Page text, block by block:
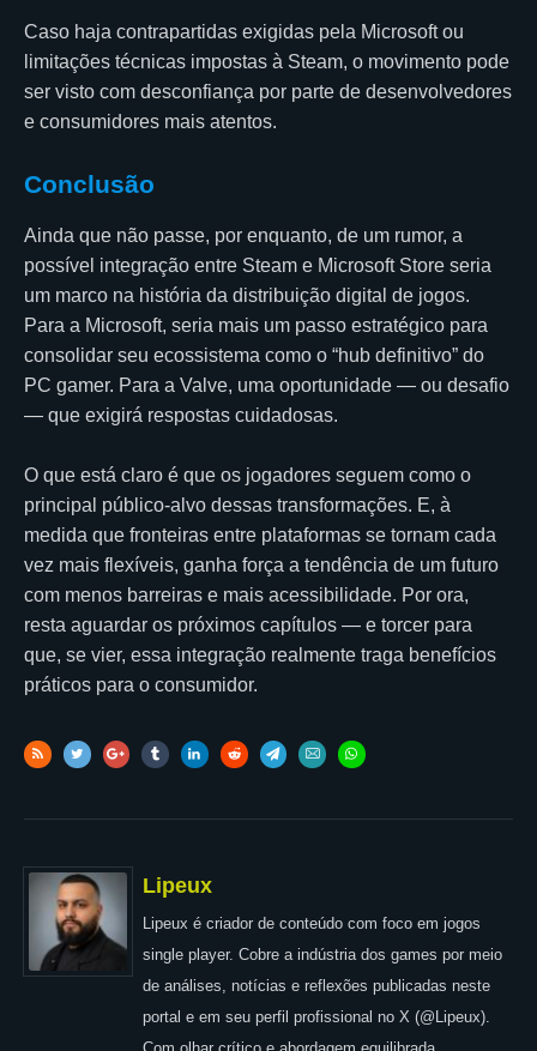
Caso haja contrapartidas exigidas pela Microsoft ou
limitações técnicas impostas à Steam, o movimento pode
ser visto com desconfiança por parte de desenvolvedores
e consumidores mais atentos.
Conclusão
Ainda que não passe, por enquanto, de um rumor, a
possível integração entre Steam e Microsoft Store seria
um marco na história da distribuição digital de jogos.
Para a Microsoft, seria mais um passo estratégico para
consolidar seu ecossistema como o “hub definitivo” do
PC gamer. Para a Valve, uma oportunidade — ou desafio
— que exigirá respostas cuidadosas.
O que está claro é que os jogadores seguem como o
principal público-alvo dessas transformações. E, à
medida que fronteiras entre plataformas se tornam cada
vez mais flexíveis, ganha força a tendência de um futuro
com menos barreiras e mais acessibilidade. Por ora,
resta aguardar os próximos capítulos — e torcer para
que, se vier, essa integração realmente traga benefícios
práticos para o consumidor.
Lipeux
Lipeux é criador de conteúdo com foco em jogos
single player. Cobre a indústria dos games por meio
de análises, notícias e reflexões publicadas neste
portal e em seu perfil profissional no X (@Lipeux).